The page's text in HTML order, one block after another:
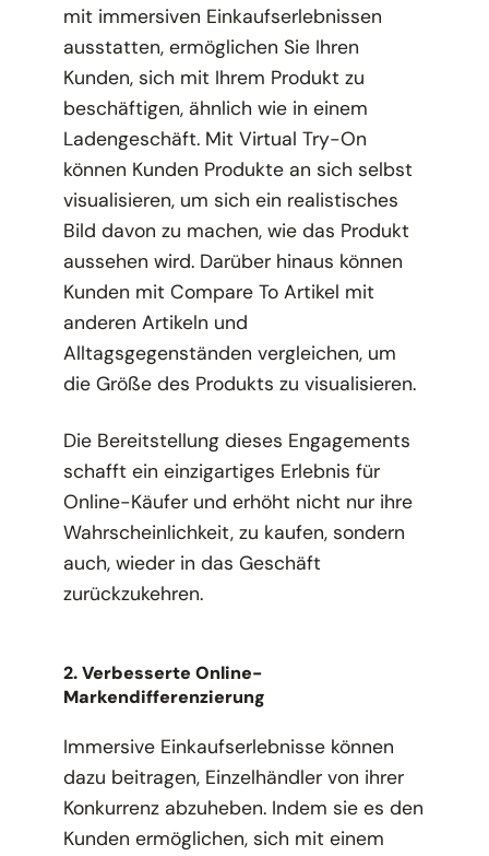
mit immersiven Einkaufserlebnissen
ausstatten, ermöglichen Sie Ihren
Kunden, sich mit Ihrem Produkt zu
beschäftigen, ähnlich wie in einem
Ladengeschäft. Mit Virtual Try-On
können Kunden Produkte an sich selbst
visualisieren, um sich ein realistisches
Bild davon zu machen, wie das Produkt
aussehen wird. Darüber hinaus können
Kunden mit Compare To Artikel mit
anderen Artikeln und
Alltagsgegenständen vergleichen, um
die Größe des Produkts zu visualisieren.
Die Bereitstellung dieses Engagements
schafft ein einzigartiges Erlebnis für
Online-Käufer und erhöht nicht nur ihre
Wahrscheinlichkeit, zu kaufen, sondern
auch, wieder in das Geschäft
zurückzukehren.
2. Verbesserte Online-
Markendifferenzierung
Immersive Einkaufserlebnisse können
dazu beitragen, Einzelhändler von ihrer
Konkurrenz abzuheben. Indem sie es den
Kunden ermöglichen, sich mit einem